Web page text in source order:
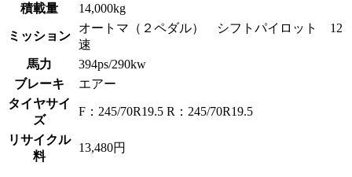
積載量 14,000kg
ミッション
オートマ（２ペダル） シフトパイロット 12
速
馬力
394ps/290kw
ブレーキ
エアー
タイヤサイ
ズ
F：245/70R19.5 R：245/70R19.5
リサイクル
料
13,480円